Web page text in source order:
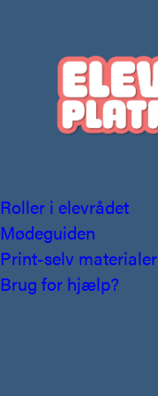
Roller i elevrådet
Mødeguiden
Print-selv materialer
Brug for hjælp?